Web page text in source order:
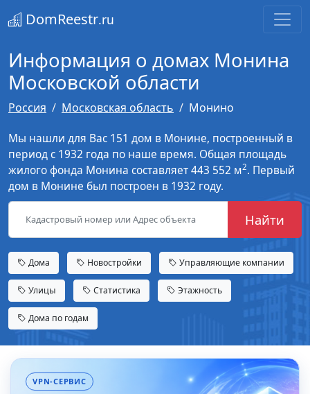
DomReestr.ru
Информация о домах Монина
Московской области
Россия Московская область
Монино
Мы нашли для Вас 151 дом в Монине, построенный в
период с 1932 года по наше время. Общая площадь
жилого фонда Монина составляет 443 552 м2. Первый
дом в Монине был построен в 1932 году.
Найти
Дома Новостройки Управляющие компании
Улицы Статистика Этажность
Дома по годам
VPN-СЕРВИС